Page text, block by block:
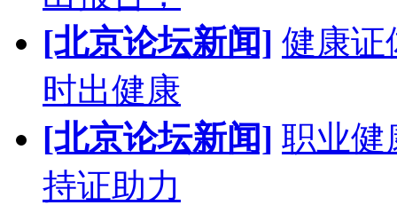
[北京论坛新闻] 健康证
时出健康
[北京论坛新闻] 职业健
持证助力